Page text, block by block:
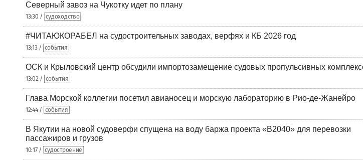
Северный завоз на Чукотку идет по плану
13:30 / судоходство
#ЧИТАЮКОРАБЕЛ на судостроительных заводах, верфях и КБ 2026 год
13:13 / события
ОСК и Крыловский центр обсудили импортозамещение судовых пропульсивных
13:02 / события
Глава Морской коллегии посетил авианосец и морскую лабораторию в Рио-де-Жанейро
12:44 / события
В Якутии на новой судоверфи спущена на воду баржа проекта «В2040» для перевозки
пассажиров и грузов
10:17 / судостроение